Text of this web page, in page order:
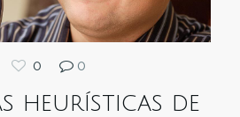
0 0
heurísticas de